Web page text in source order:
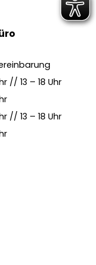
// 13 – 18 Uhr
// 13 – 18 Uhr